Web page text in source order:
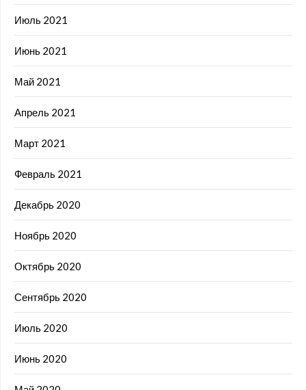
Июль 2021
Июнь 2021
Май 2021
Апрель 2021
Март 2021
Февраль 2021
Декабрь 2020
Ноябрь 2020
Октябрь 2020
Сентябрь 2020
Июль 2020
Июнь 2020